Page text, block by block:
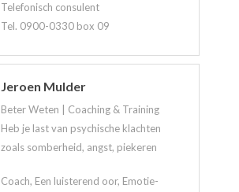
Telefonisch consulent
Tel. 0900-0330 box 09
Jeroen Mulder
Beter Weten | Coaching & Training
Heb je last van psychische klachten
zoals somberheid, angst, piekeren
Coach, Een luisterend oor, Emotie-